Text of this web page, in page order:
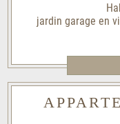
jardin garage en